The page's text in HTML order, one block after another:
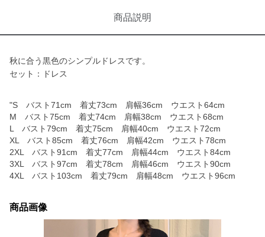
商品説明
秋に合う黒色のシンプルドレスです。
セット：ドレス
"S バスト71cm 着丈73cm 肩幅36cm ウエスト64cm
M バスト75cm 着丈74cm 肩幅38cm ウエスト68cm
L バスト79cm 着丈75cm 肩幅40cm ウエスト72cm
XL バスト85cm 着丈76cm 肩幅42cm ウエスト78cm
2XL バスト91cm 着丈77cm 肩幅44cm ウエスト84cm
3XL バスト97cm 着丈78cm 肩幅46cm ウエスト90cm
4XL バスト103cm 着丈79cm 肩幅48cm ウエスト96cm
商品画像